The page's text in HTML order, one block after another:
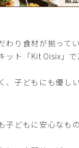
わり食材が揃ってい
ット「Kit Oisix」
、子どもにも優し
子どもに安心なも